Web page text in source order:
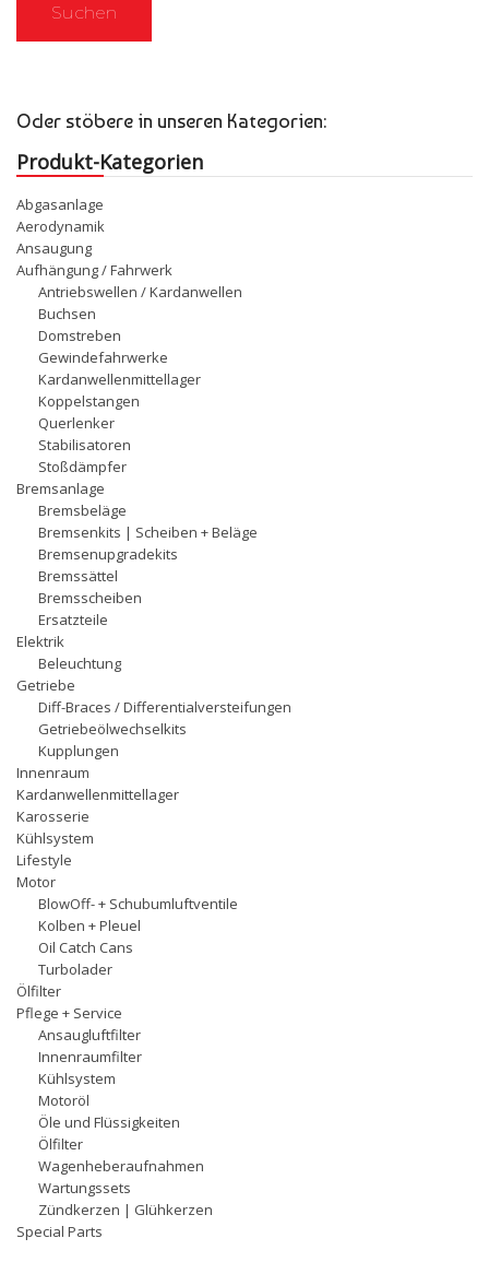
Suchen
Oder stöbere in unseren Kategorien:
Produkt-Kategorien
Abgasanlage
Aerodynamik
Ansaugung
Aufhängung / Fahrwerk
Antriebswellen / Kardanwellen
Buchsen
Domstreben
Gewindefahrwerke
Kardanwellenmittellager
Koppelstangen
Querlenker
Stabilisatoren
Stoßdämpfer
Bremsanlage
Bremsbeläge
Bremsenkits | Scheiben + Beläge
Bremsenupgradekits
Bremssättel
Bremsscheiben
Ersatzteile
Elektrik
Beleuchtung
Getriebe
Diff-Braces / Differentialversteifungen
Getriebeölwechselkits
Kupplungen
Innenraum
Kardanwellenmittellager
Karosserie
Kühlsystem
Lifestyle
Motor
BlowOff- + Schubumluftventile
Kolben + Pleuel
Oil Catch Cans
Turbolader
Ölfilter
Pflege + Service
Ansaugluftfilter
Innenraumfilter
Kühlsystem
Motoröl
Öle und Flüssigkeiten
Ölfilter
Wagenheberaufnahmen
Wartungssets
Zündkerzen | Glühkerzen
Special Parts